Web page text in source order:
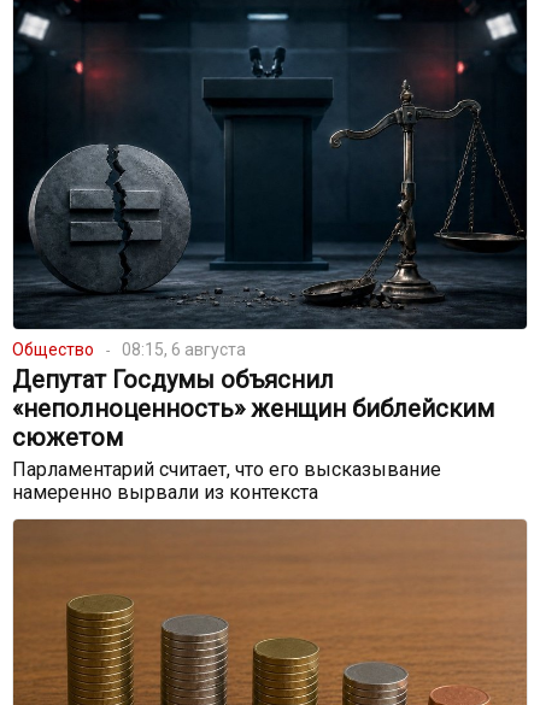
Общество 08:15, 6 августа
Депутат Госдумы объяснил
«неполноценность» женщин библейским
сюжетом
Парламентарий считает, что его высказывание
намеренно вырвали из контекста